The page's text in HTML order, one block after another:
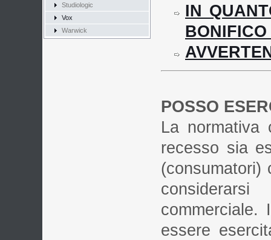
Studiologic
Vox
Warwick
IN
POSSO
La normativa
recesso sia
(consumatori)
essere